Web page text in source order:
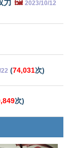
力 🖼️ 2023/10/12
(74,031次)
次)